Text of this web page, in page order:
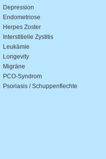
Depression
Endometriose
Herpes Zoster
Interstitielle Zystitis
Leukämie
Longevity
Migräne
PCO-Syndrom
Psoriasis / Schuppenflechte